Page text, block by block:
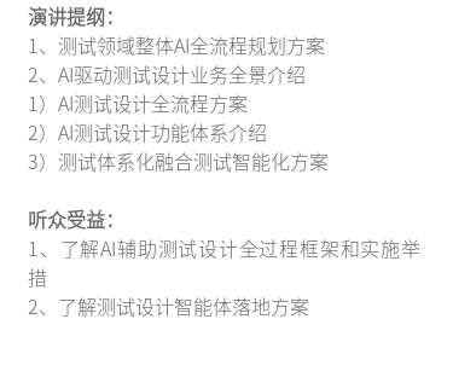
演讲提纲：
1、测试领域整体AI全流程规划方案
2、AI驱动测试设计业务全景介绍
1）AI测试设计全流程方案
2）AI测试设计功能体系介绍
3）测试体系化融合测试智能化方案
听众受益：
1、了解AI辅助测试设计全过程框架和实施举
措
2、了解测试设计智能体落地方案